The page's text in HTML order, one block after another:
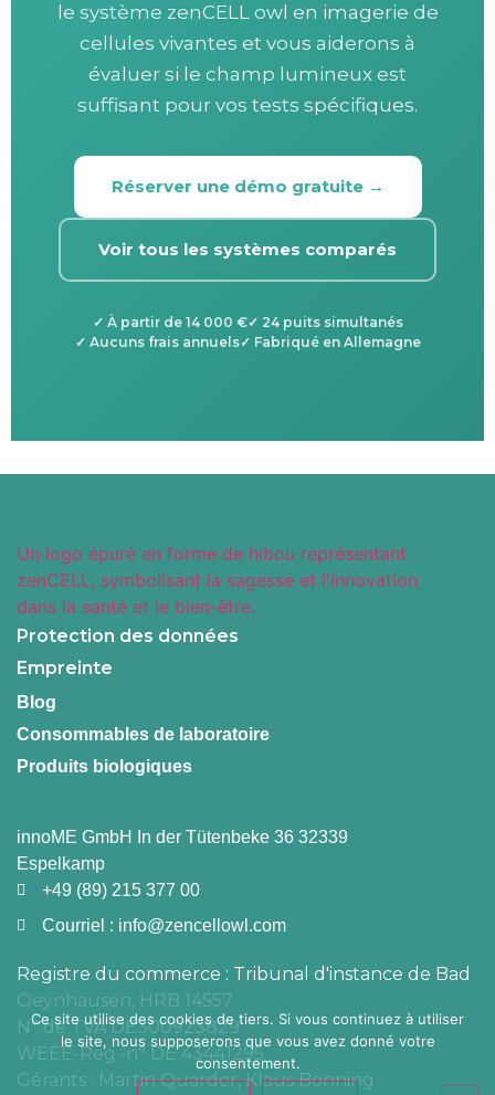
le système zenCELL owl en imagerie de
cellules vivantes et vous aiderons à
évaluer si le champ lumineux est
suffisant pour vos tests spécifiques.
Réserver une démo gratuite →
Voir tous les systèmes comparés
À partir de 14 000 €
24 puits simultanés
Aucuns frais annuels
Fabriqué en Allemagne
Protection des données
Empreinte
Blog
Consommables de laboratoire
Produits biologiques
innoME GmbH In der Tütenbeke 36 32339
Espelkamp
+49 (89) 215 377 00
Courriel : info@zencellowl.com
Registre du commerce : Tribunal d'instance de Bad
Oeynhausen, HRB 14557
N° de TVA DE300923829
WEEE-Reg.-n° DE 43441295
Gérants : Martin Quarder, Klaus Bönning
简体中文
Ce site utilise des cookies de tiers. Si vous continuez à utiliser
le site, nous supposerons que vous avez donné votre
consentement.